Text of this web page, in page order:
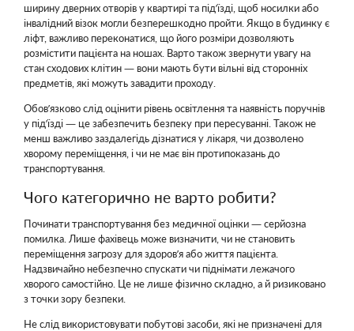
ширину дверних отворів у квартирі та під’їзді, щоб носилки або
інвалідний візок могли безперешкодно пройти. Якщо в будинку є
ліфт, важливо переконатися, що його розміри дозволяють
розмістити пацієнта на ношах. Варто також звернути увагу на
стан сходових клітин — вони мають бути вільні від сторонніх
предметів, які можуть завадити проходу.
Обов’язково слід оцінити рівень освітлення та наявність поручнів
у під’їзді — це забезпечить безпеку при пересуванні. Також не
менш важливо заздалегідь дізнатися у лікаря, чи дозволено
хворому переміщення, і чи не має він протипоказань до
транспортування.
Чого категорично не варто робити?
Починати транспортування без медичної оцінки — серйозна
помилка. Лише фахівець може визначити, чи не становить
переміщення загрозу для здоров’я або життя пацієнта.
Надзвичайно небезпечно спускати чи піднімати лежачого
хворого самостійно. Це не лише фізично складно, а й ризиковано
з точки зору безпеки.
Не слід використовувати побутові засоби, які не призначені для